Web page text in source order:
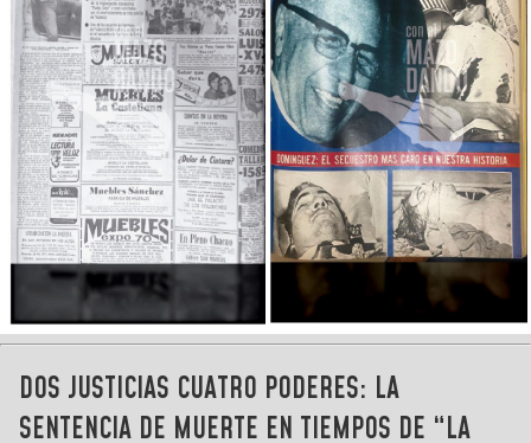
DOS JUSTICIAS CUATRO PODERES: LA
SENTENCIA DE MUERTE EN TIEMPOS DE “LA